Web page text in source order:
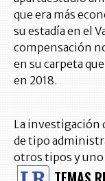
que era más
su estadía en el
compensación
en su carpeta
en 2018.
La investigación
de tipo
otros tipos y